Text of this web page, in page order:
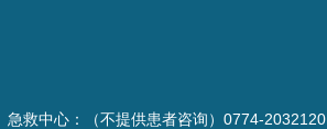
急救中心：（不提供患者咨询）0774-2032120